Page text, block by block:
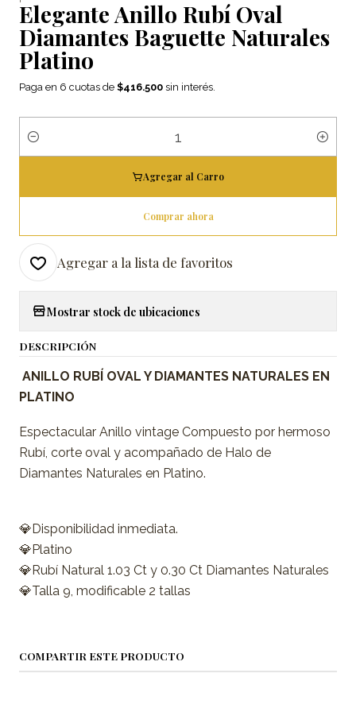
Elegante Anillo Rubí Oval
Diamantes Baguette Naturales
Platino
Paga en 6 cuotas de $416.500 sin interés.
Cantidad
Agregar al Carro
Comprar ahora
Agregar a la lista de favoritos
Mostrar stock de ubicaciones
DESCRIPCIÓN
ANILLO RUBÍ OVAL Y DIAMANTES NATURALES EN
PLATINO
Espectacular Anillo vintage Compuesto por hermoso
Rubí, corte oval y acompañado de Halo de
Diamantes Naturales en Platino.
💎Disponibilidad inmediata.
💎Platino
💎Rubí Natural 1.03 Ct y 0.30 Ct Diamantes Naturales
💎Talla 9, modificable 2 tallas
COMPARTIR ESTE PRODUCTO